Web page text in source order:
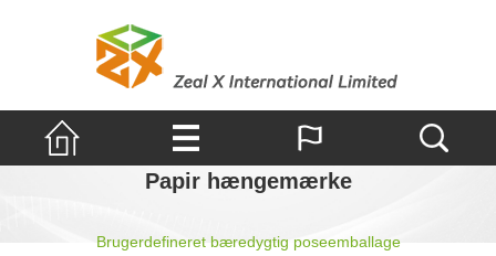
Papir hængemærke
Brugerdefineret bæredygtig poseemballage